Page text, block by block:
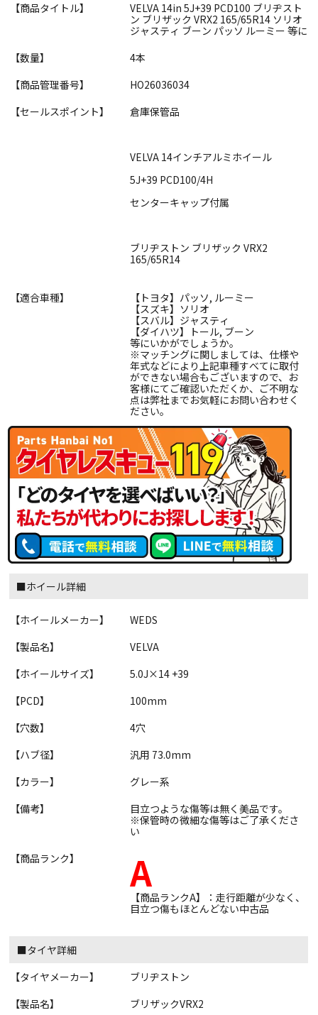
【商品タイトル】
VELVA 14in 5J+39 PCD100 ブリヂスト
ン ブリザック VRX2 165/65R14 ソリオ
ジャスティ ブーン パッソ ルーミー 等に
【数量】
4本
【商品管理番号】
HO26036034
【セールスポイント】
倉庫保管品
VELVA 14インチアルミホイール
5J+39 PCD100/4H
センターキャップ付属
ブリヂストン ブリザック VRX2
165/65R14
【適合車種】
【トヨタ】パッソ, ルーミー
【スズキ】ソリオ
【スバル】ジャスティ
【ダイハツ】トール, ブーン
等にいかがでしょうか。
※マッチングに関しましては、仕様や
年式などにより上記車種すべてに取付
ができない場合もございますので、お
客様にてご確認いただくか、ご不明な
点は弊社までお気軽にお問い合わせく
ださい。
■ホイール詳細
【ホイールメーカー】
WEDS
【製品名】
VELVA
【ホイールサイズ】
5.0J×14 +39
【PCD】
100mm
【穴数】
4穴
【ハブ径】
汎用 73.0mm
【カラー】
グレー系
【備考】
目立つような傷等は無く美品です。
※保管時の微細な傷等はご了承くださ
い
【商品ランク】
A
【商品ランクA】：走行距離が少なく、
目立つ傷もほとんどない中古品
■タイヤ詳細
【タイヤメーカー】
ブリヂストン
【製品名】
ブリザックVRX2